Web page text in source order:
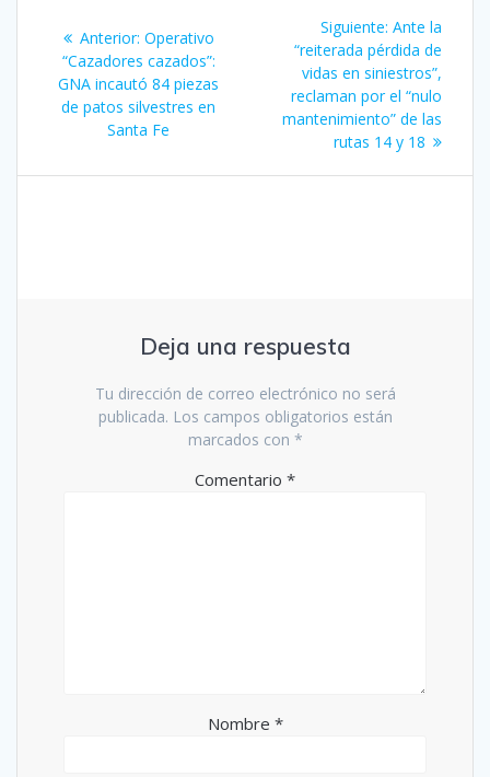
entradas
Anterior: Entrada
anterior:
Operativo
“Cazadores cazados”:
GNA incautó 84 piezas
de patos silvestres en
Santa Fe
Siguiente: Siguiente
entrada:
Ante la
“reiterada pérdida de
vidas en siniestros”,
reclaman por el “nulo
mantenimiento” de las
rutas 14 y 18
Deja una respuesta
Tu dirección de correo electrónico no será
publicada. Los campos obligatorios están
marcados con *
Comentario *
Nombre *